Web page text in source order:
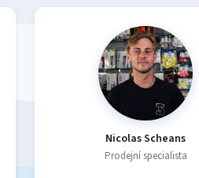
Nicolas Scheans
Prodejní specialista